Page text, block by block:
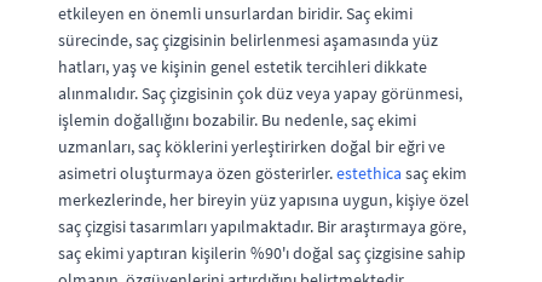
etkileyen en önemli unsurlardan biridir. Saç ekimi
sürecinde, saç çizgisinin belirlenmesi aşamasında yüz
hatları, yaş ve kişinin genel estetik tercihleri dikkate
alınmalıdır. Saç çizgisinin çok düz veya yapay görünmesi,
işlemin doğallığını bozabilir. Bu nedenle, saç ekimi
uzmanları, saç köklerini yerleştirirken doğal bir eğri ve
asimetri oluşturmaya özen gösterirler.estethica saç ekim
merkezlerinde, her bireyin yüz yapısına uygun, kişiye özel
saç çizgisi tasarımları yapılmaktadır. Bir araştırmaya göre,
saç ekimi yaptıran kişilerin %90'ı doğal saç çizgisine sahip